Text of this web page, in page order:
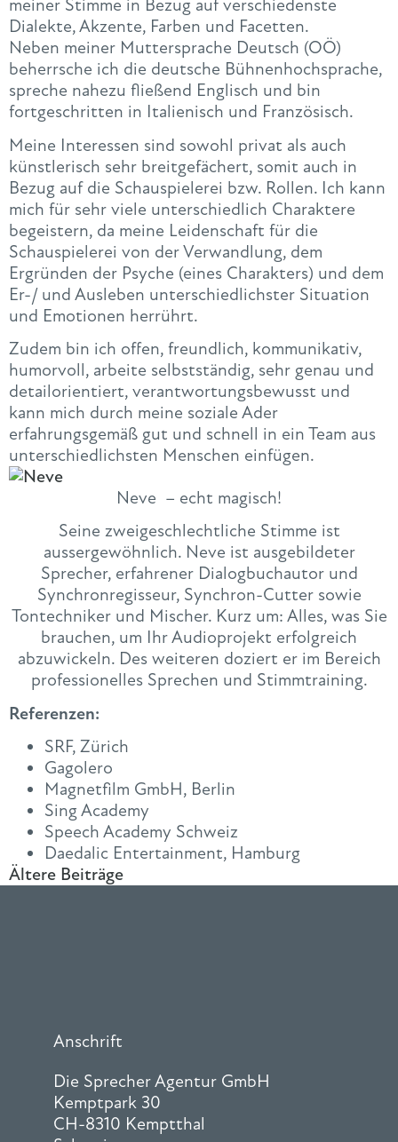
meiner Stimme in Bezug auf verschiedenste
Dialekte, Akzente, Farben und Facetten.
Neben meiner Muttersprache Deutsch (OÖ)
beherrsche ich die deutsche Bühnenhochsprache,
spreche nahezu fließend Englisch und bin
fortgeschritten in Italienisch und Französisch.
Meine Interessen sind sowohl privat als auch
künstlerisch sehr breitgefächert, somit auch in
Bezug auf die Schauspielerei bzw. Rollen. Ich kann
mich für sehr viele unterschiedlich Charaktere
begeistern, da meine Leidenschaft für die
Schauspielerei von der Verwandlung, dem
Ergründen der Psyche (eines Charakters) und dem
Er-/ und Ausleben unterschiedlichster Situation
und Emotionen herrührt.
Zudem bin ich offen, freundlich, kommunikativ,
humorvoll, arbeite selbstständig, sehr genau und
detailorientiert, verantwortungsbewusst und
kann mich durch meine soziale Ader
erfahrungsgemäß gut und schnell in ein Team aus
unterschiedlichsten Menschen einfügen.
Neve – echt magisch!
Seine zweigeschlechtliche Stimme ist
aussergewöhnlich. Neve ist ausgebildeter
Sprecher, erfahrener Dialogbuchautor und
Synchronregisseur, Synchron-Cutter sowie
Tontechniker und Mischer. Kurz um: Alles, was Sie
brauchen, um Ihr Audioprojekt erfolgreich
abzuwickeln. Des weiteren doziert er im Bereich
professionelles Sprechen und Stimmtraining.
Referenzen:
SRF, Zürich
Gagolero
Magnetfilm GmbH, Berlin
Sing Academy
Speech Academy Schweiz
Daedalic Entertainment, Hamburg
Ältere Beiträge
Anschrift
Die Sprecher Agentur GmbH
Kemptpark 30
CH-8310 Kemptthal